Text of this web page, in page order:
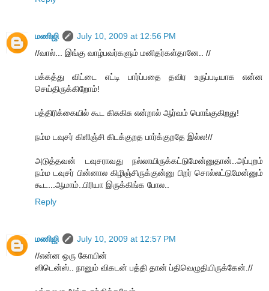
மணிஜி
July 10, 2009 at 12:56 PM
//வால்... இங்கு வாழ்பவர்களும் மனிதர்கள்தானே.. //
பக்கத்து விட்டை எட்டி பார்ப்பதை தவிர உருப்படியாக என்ன
செய்திருக்கிறோம்!
பத்திரிக்கையில் கூட கிசுகிசு என்றால் ஆர்வம் பொங்குகிறது!
நம்ம டவுசர் கிளிஞ்சி கிடக்குறத பார்க்குறதே இல்ல!//
அடுத்தவன் டவுசராவது நல்லாயிருக்கட்டுமேன்னுதான்..அப்புறம்
நம்ம டவுசர் பின்னால கிழிஞ்சிருக்குன்னு பிறர் சொல்லட்டுமேன்னும்
கூட...ஆமாம்..பிரியா இருக்கிங்க போல..
Reply
மணிஜி
July 10, 2009 at 12:57 PM
//என்ன ஒரு கோயின்
ஸிடென்ஸ்.. நானும் விகடன் பத்தி தான் ப்திவெழுதியிருக்கேன்.//